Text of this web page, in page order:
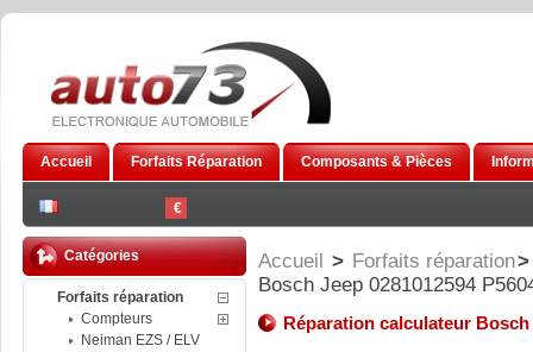
€
Accueil Forfaits Réparation Composants & Pièces
Catégories
Forfaits réparation
Compteurs
Neiman EZS / ELV
Accueil > Forfaits réparation>
Bosch Jeep 0281012594
Réparation calculateur Bosch